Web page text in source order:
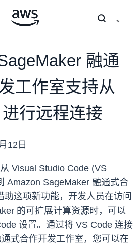
融通
工作室支持从
行远程连接
12日
Visual Studio Code (VS
Amazon SageMaker 融通式合
助这项新功能，开发人员在访问
的可扩展计算资源时，可以
设置。通过将 VS Code 连接
式合作开发工作室，您可以在